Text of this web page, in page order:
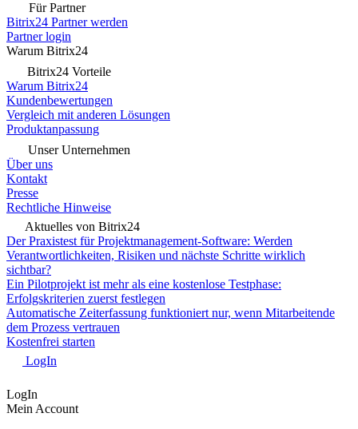
Für Partner
Bitrix24 Partner werden
Partner login
Warum Bitrix24
Bitrix24 Vorteile
Warum Bitrix24
Kundenbewertungen
Vergleich mit anderen Lösungen
Produktanpassung
Unser Unternehmen
Über uns
Kontakt
Presse
Rechtliche Hinweise
Aktuelles von Bitrix24
Der Praxistest für Projektmanagement-Software: Werden
Verantwortlichkeiten, Risiken und nächste Schritte wirklich
sichtbar?
Ein Pilotprojekt ist mehr als eine kostenlose Testphase:
Erfolgskriterien zuerst festlegen
Automatische Zeiterfassung funktioniert nur, wenn Mitarbeitende
dem Prozess vertrauen
Kostenfrei starten
LogIn
LogIn
Mein Account